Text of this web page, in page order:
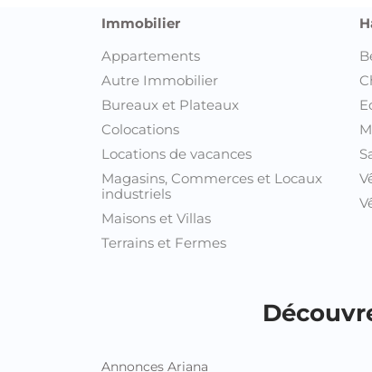
Immobilier
Appartements
Autre Immobilier
Bureaux et Plateaux
Colocations
Locations de vacances
Magasins, Commerces et Locaux
industriels
Maisons et Villas
Terrains et Fermes
Annonces Ariana